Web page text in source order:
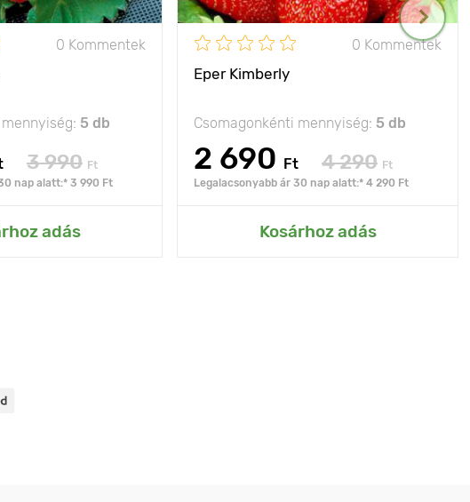
0 Kommentek
5 db
3 990 Ft
nap alatt:* 3 990 Ft
adás
0 Kommentek
Eper Kimberly
Csomagonkénti mennyiség: 5 db
2 690 Ft 4 290 Ft
Legalacsonyabb ár 30 nap alatt:* 4 290 Ft
Kosárhoz adás